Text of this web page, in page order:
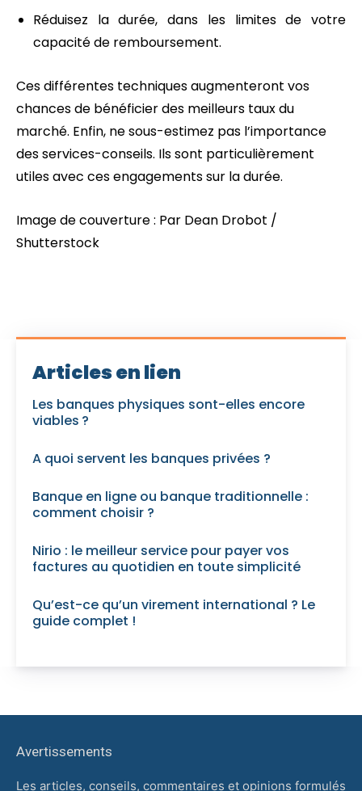
Réduisez la durée, dans les limites de votre
capacité de remboursement.
Ces différentes techniques augmenteront vos
chances de bénéficier des meilleurs taux du
marché. Enfin, ne sous-estimez pas l’importance
des services-conseils. Ils sont particulièrement
utiles avec ces engagements sur la durée.
Image de couverture : Par Dean Drobot /
Shutterstock
Articles en lien
Les banques physiques sont-elles encore
viables ?
A quoi servent les banques privées ?
Banque en ligne ou banque traditionnelle :
comment choisir ?
Nirio : le meilleur service pour payer vos
factures au quotidien en toute simplicité
Qu’est-ce qu’un virement international ? Le
guide complet !
Avertissements
Les articles, conseils, commentaires et opinions formulés